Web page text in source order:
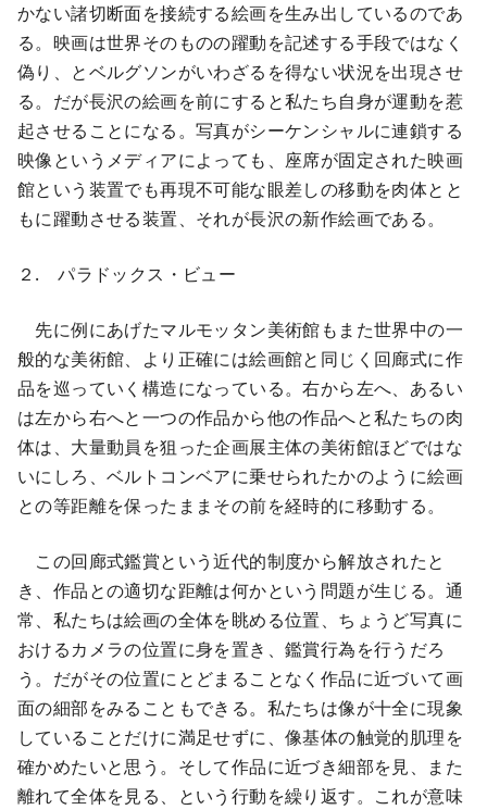
かない諸切断面を接続する絵画を生み出しているのであ
る。映画は世界そのものの躍動を記述する手段ではなく
偽り、とベルグソンがいわざるを得ない状況を出現させ
る。だが長沢の絵画を前にすると私たち自身が運動を惹
起させることになる。写真がシーケンシャルに連鎖する
映像というメディアによっても、座席が固定された映画
館という装置でも再現不可能な眼差しの移動を肉体とと
もに躍動させる装置、それが長沢の新作絵画である。
２. パラドックス・ビュー
先に例にあげたマルモッタン美術館もまた世界中の一
般的な美術館、より正確には絵画館と同じく回廊式に作
品を巡っていく構造になっている。右から左へ、あるい
は左から右へと一つの作品から他の作品へと私たちの肉
体は、大量動員を狙った企画展主体の美術館ほどではな
いにしろ、ベルトコンベアに乗せられたかのように絵画
との等距離を保ったままその前を経時的に移動する。
この回廊式鑑賞という近代的制度から解放されたと
き、作品との適切な距離は何かという問題が生じる。通
常、私たちは絵画の全体を眺める位置、ちょうど写真に
おけるカメラの位置に身を置き、鑑賞行為を行うだろ
う。だがその位置にとどまることなく作品に近づいて画
面の細部をみることもできる。私たちは像が十全に現象
していることだけに満足せずに、像基体の触覚的肌理を
確かめたいと思う。そして作品に近づき細部を見、また
離れて全体を見る、という行動を繰り返す。これが意味